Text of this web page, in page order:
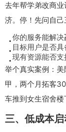
去年帮学弟改商
济。停！先问自己
你的服务能解决
目标用户是否具
现有资源能否支
举个真实案例：
甲，两个月拓客
车推到女生宿舍楼
三、低成本